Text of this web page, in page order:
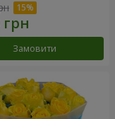
Замовити